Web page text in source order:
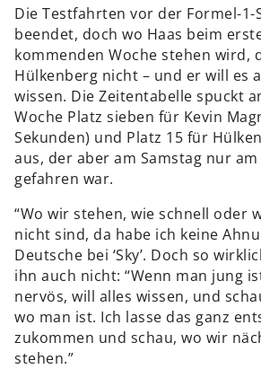
Die Testfahrten vor der Formel-1-
beendet, doch wo Haas beim
kommenden Woche stehen wird,
Hülkenberg nicht – und er will es
wissen. Die Zeitentabelle spuckt
Woche Platz sieben für Kevin
Sekunden) und Platz 15 für
aus, der aber am Samstag nur
gefahren war.
“Wo wir stehen, wie schnell oder
nicht sind, da habe ich keine
Deutsche bei ‘Sky’. Doch so
ihn auch nicht: “Wenn man jung
nervös, will alles wissen, und
wo man ist. Ich lasse das ganz
zukommen und schau, wo wir
stehen.”